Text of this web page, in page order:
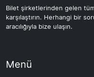
Bilet şirketlerinden gelen
karşılaştırın. Herhangi bir
aracılığıyla bize ulaşın.
Menü